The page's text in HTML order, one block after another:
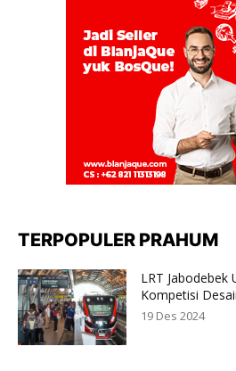
TERPOPULER PRAHUM
LRT Jabodebek
Kompetisi
19 Des 2024